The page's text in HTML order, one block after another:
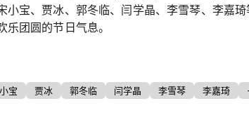
小宝、贾冰、郭冬临、闫学晶、李雪琴、李嘉
团圆的节日气息。
宝 贾冰 郭冬临 闫学晶 李雪琴 李嘉琦